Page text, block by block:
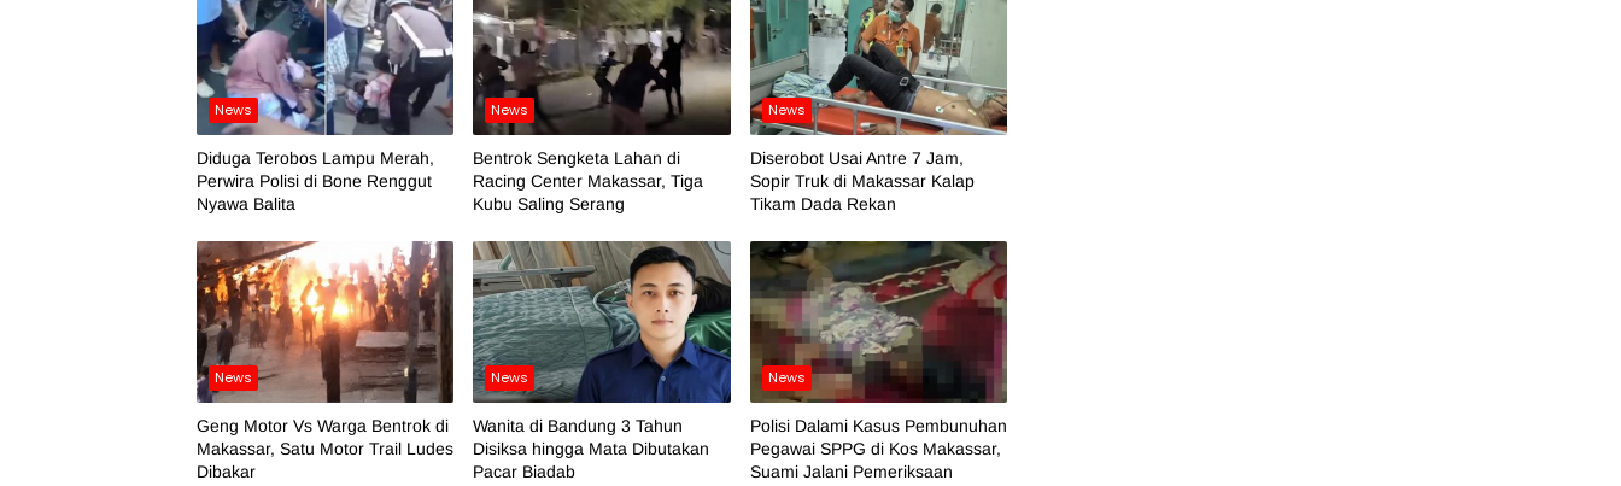
News
Diduga Terobos Lampu Merah,
Perwira Polisi di Bone Renggut
Nyawa Balita
News
Bentrok Sengketa Lahan di
Racing Center Makassar, Tiga
Kubu Saling Serang
News
Diserobot Usai Antre 7 Jam,
Sopir Truk di Makassar Kalap
Tikam Dada Rekan
News
Geng Motor Vs Warga Bentrok di
Makassar, Satu Motor Trail Ludes
Dibakar
News
Wanita di Bandung 3 Tahun
Disiksa hingga Mata Dibutakan
Pacar Biadab
News
Polisi Dalami Kasus Pembunuhan
Pegawai SPPG di Kos Makassar,
Suami Jalani Pemeriksaan